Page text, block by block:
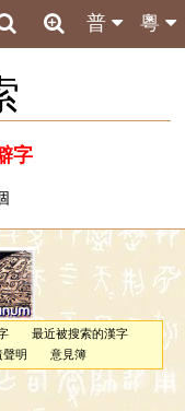
粵
普
字
最近被搜索的漢字
聲明 意見簿